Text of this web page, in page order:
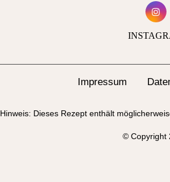
Impressum
Hinweis: Dieses Rezept enthält
© Copyright